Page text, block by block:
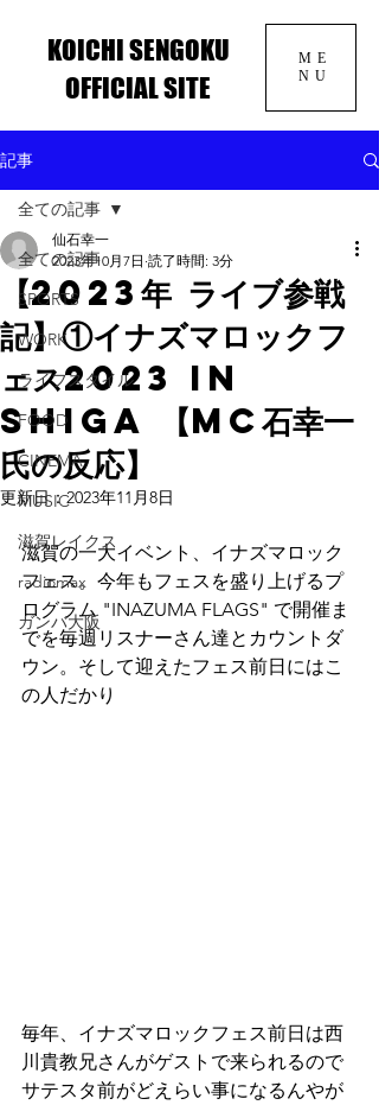
ME
NU
KOICHI SENGOKU
OFFICIAL SITE
記事
全ての記事
SPORTS
WORK
ライフスタイル
FOOD
CINEMA
MUSIC
滋賀レイクス
radiomax
ガンバ大阪
全ての記事
【2023年 ライブ参戦
記】①イナズマロックフ
ェス2023 in
SHIGA 【MC石幸一
氏の反応】
仙石幸一
2023年10月7日 読了時間: 3分
更新日：2023年11月8日
滋賀の一大イベント、イナズマロック
フェス。今年もフェスを盛り上げるプ
ログラム "INAZUMA FLAGS" で開催ま
でを毎週リスナーさん達とカウントダ
ウン。そして迎えたフェス前日にはこ
の人だかり
毎年、イナズマロックフェス前日は西
川貴教兄さんがゲストで来られるので
サテスタ前がどえらい事になるんやが